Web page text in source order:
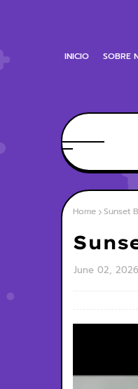
INICIO SOBRE
Home Sunset
June 02, 2026